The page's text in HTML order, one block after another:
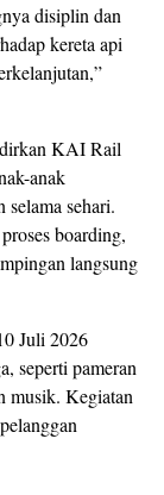
disiplin dan
kereta api
KAI Rail
anak
selama sehari.
boarding,
langsung
Juli 2026
seperti pameran
musik. Kegiatan